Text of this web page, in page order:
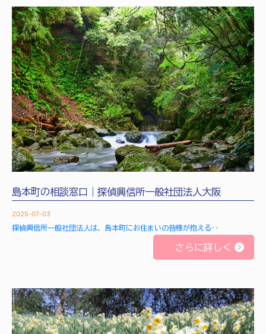
島本町の相談窓口｜探偵興信所一般社団法人大阪
2025-07-03
探偵興信所一般社団法人は、島本町にお住まいの皆様が抱える‥
さらに詳しく